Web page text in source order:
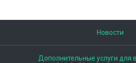
Новости
Дополнительные услуги для